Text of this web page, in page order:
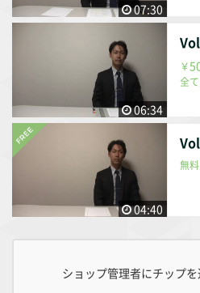
ります。 今回の動画は、決算書を
いうことに辿り着くまでの「貸借
07:30
06:34
￥
全
04:40
無料
ショップ管理者にチップ